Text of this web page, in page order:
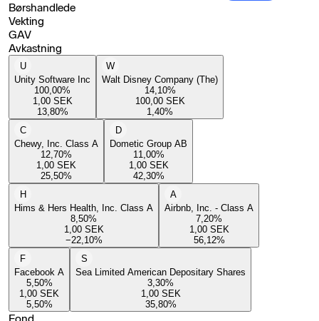
Børshandlede
Vekting
GAV
Avkastning
U
Unity Software Inc
100,00%
1,00 SEK
13,80%
W
Walt Disney Company (The)
14,10%
100,00 SEK
1,40%
C
Chewy, Inc. Class A
12,70%
1,00 SEK
25,50%
D
Dometic Group AB
11,00%
1,00 SEK
42,30%
H
Hims & Hers Health, Inc. Class A
8,50%
1,00 SEK
−22,10%
A
Airbnb, Inc. - Class A
7,20%
1,00 SEK
56,12%
F
Facebook A
5,50%
1,00 SEK
5,50%
S
Sea Limited American Depositary Shares
3,30%
1,00 SEK
35,80%